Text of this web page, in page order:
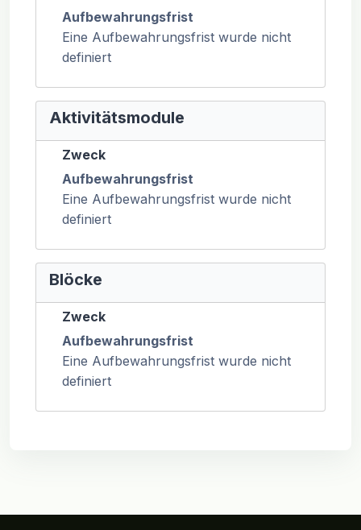
Aufbewahrungsfrist
Eine Aufbewahrungsfrist wurde nicht
definiert
Aktivitätsmodule
Zweck
Aufbewahrungsfrist
Eine Aufbewahrungsfrist wurde nicht
definiert
Blöcke
Zweck
Aufbewahrungsfrist
Eine Aufbewahrungsfrist wurde nicht
definiert